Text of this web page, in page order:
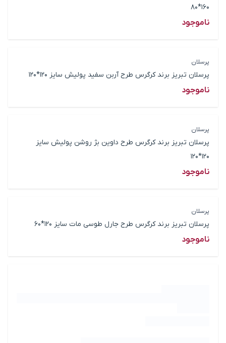
160*80
ناموجود
پرسلان
پرسلان تبریز برند کرگرس طرح آربن سفید پولیش سایز 120*120
ناموجود
پرسلان
پرسلان تبریز برند کرگرس طرح داوین بژ روشن پولیش سایز
120*120
ناموجود
پرسلان
پرسلان تبریز برند کرگرس طرح جارل طوسی مات سایز 120*60
ناموجود